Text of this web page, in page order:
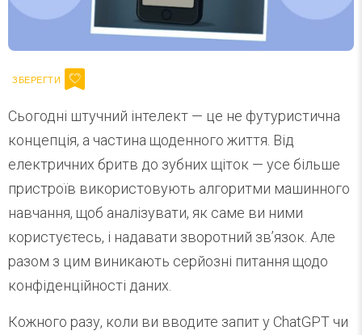
Сьогодні штучний інтелект — це не футуристична
концепція, а частина щоденного життя. Від
електричних бритв до зубних щіток — усе більше
пристроїв використовують алгоритми машинного
навчання, щоб аналізувати, як саме ви ними
користуєтесь, і надавати зворотний зв’язок. Але
разом з цим виникають серйозні питання щодо
конфіденційності даних.
Кожного разу, коли ви вводите запит у ChatGPT чи